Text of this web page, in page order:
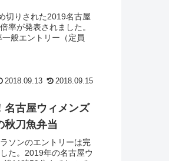
切りされた2019名古屋
率が発表されました。
般エントリー（定員
2018.09.13 2018.09.15
名古屋ウィメンズ
秋刀魚弁当
ソンのエントリーは完
た。2019年の名古屋ウ